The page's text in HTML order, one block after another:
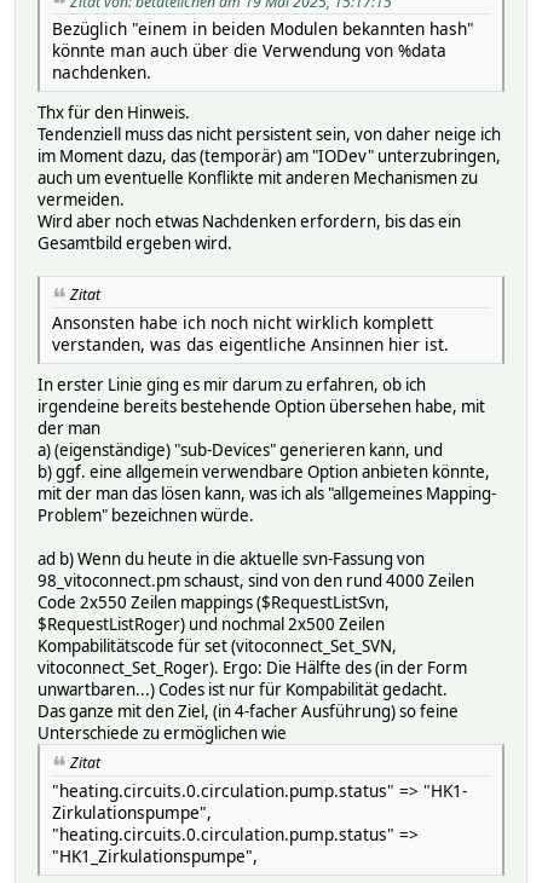
Bezüglich "einem in beiden Modulen bekannten hash"
könnte man auch über die Verwendung von %data
nachdenken.
Thx für den Hinweis.
Tendenziell muss das nicht persistent sein, von daher neige ich
im Moment dazu, das (temporär) am "IODev" unterzubringen,
auch um eventuelle Konflikte mit anderen Mechanismen zu
vermeiden.
Wird aber noch etwas Nachdenken erfordern, bis das ein
Gesamtbild ergeben wird.
Zitat
Ansonsten habe ich noch nicht wirklich komplett
verstanden, was das eigentliche Ansinnen hier ist.
In erster Linie ging es mir darum zu erfahren, ob ich
irgendeine bereits bestehende Option übersehen habe, mit
der man
a) (eigenständige) "sub-Devices" generieren kann, und
b) ggf. eine allgemein verwendbare Option anbieten könnte,
mit der man das lösen kann, was ich als "allgemeines Mapping-
Problem" bezeichnen würde.
ad b) Wenn du heute in die aktuelle svn-Fassung von
98_vitoconnect.pm schaust, sind von den rund 4000 Zeilen
Code 2x550 Zeilen mappings ($RequestListSvn,
$RequestListRoger) und nochmal 2x500 Zeilen
Kompabilitätscode für set (vitoconnect_Set_SVN,
vitoconnect_Set_Roger). Ergo: Die Hälfte des (in der Form
unwartbaren...) Codes ist nur für Kompabilität gedacht.
Das ganze mit den Ziel, (in 4-facher Ausführung) so feine
Unterschiede zu ermöglichen wie
Zitat
"heating.circuits.0.circulation.pump.status" => "HK1-
Zirkulationspumpe",
"heating.circuits.0.circulation.pump.status" =>
"HK1_Zirkulationspumpe",